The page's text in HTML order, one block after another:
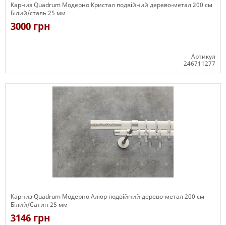
Карниз Quadrum Модерно Кристал подвійний дерево-метал 200 см
Білий/сталь 25 мм
3000 грн
Артикул
246711277
Карниз Quadrum Модерно Алюр подвійний дерево-метал 200 см
Білий/Сатин 25 мм
3146 грн